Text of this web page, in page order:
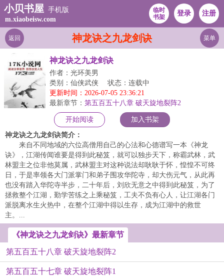
小贝书屋 手机版
m.xiaobeisw.com
临时
书架
登录 注册
神龙诀之九龙剑诀
返回 菜单
神龙诀之九龙剑诀
作者：光环美男
类别：仙侠武侠
状态：连载中
更新时间：2026-07-05 23:36:21
最新章节： 第五百五十八章 破天旋地裂阵2
开始阅读 加入书架
神龙诀之九龙剑诀简介：
来自不同地域的六位高僧用自己的心法和心德谱写一本《神龙
诀》，江湖传闻谁要是得到此秘笈，就可以独步天下，称霸武林，武
林盟主之位非他莫属，武林盟主对这种说法却耿耿于怀，惶惶不可终
日，于是率领各大门派掌门和弟子围攻华陀寺，却大伤元气，从此再
也没有踏入华陀寺半步，二十年后，刘欣无意之中得到此秘笈，为了
拯救整个江湖，勤学苦练之上乘秘笈，工夫不负有心人，让江湖各门
派脱离水生火热中，在整个江湖中得以生存，成为江湖中的救世
主。...
《神龙诀之九龙剑诀》最新章节
第五百五十八章 破天旋地裂阵2
第五百五十七章 破天旋地裂阵1